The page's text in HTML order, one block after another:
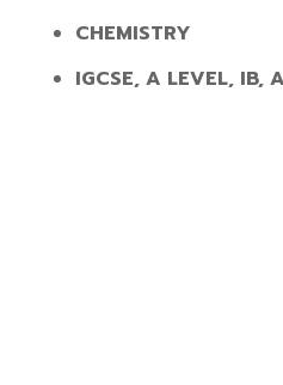
CHEMISTRY
IGCSE, A LEVEL, IB,